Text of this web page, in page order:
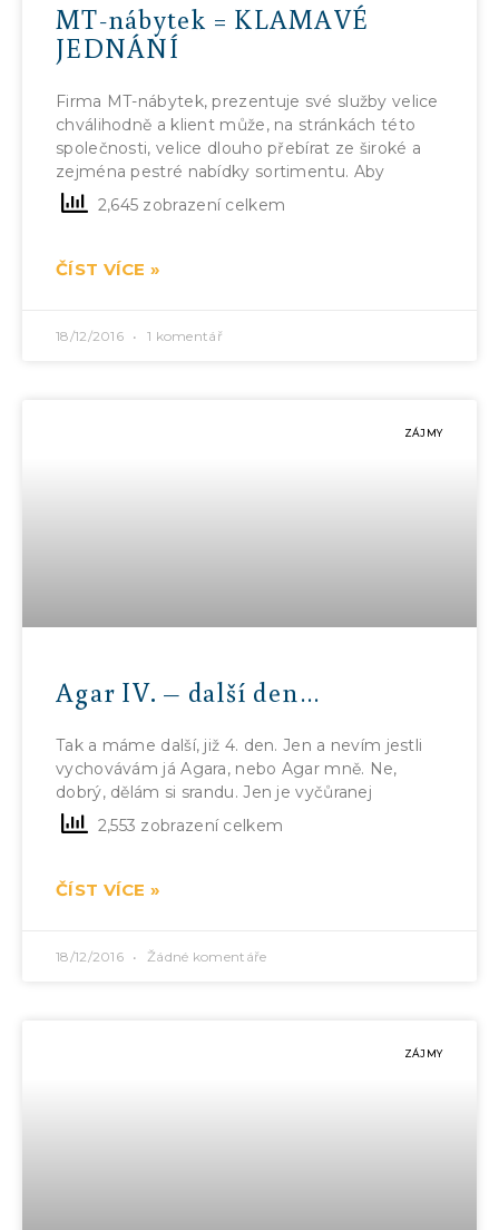
MT-nábytek = KLAMAVÉ
JEDNÁNÍ
Firma MT-nábytek, prezentuje své služby velice
chválihodně a klient může, na stránkách této
společnosti, velice dlouho přebírat ze široké a
zejména pestré nabídky sortimentu. Aby
2,645 zobrazení celkem
ČÍST VÍCE »
18/12/2016 1 komentář
ZÁJMY
Agar IV. – další den…
Tak a máme další, již 4. den. Jen a nevím jestli
vychovávám já Agara, nebo Agar mně. Ne,
dobrý, dělám si srandu. Jen je vyčůranej
2,553 zobrazení celkem
ČÍST VÍCE »
18/12/2016 Žádné komentáře
ZÁJMY